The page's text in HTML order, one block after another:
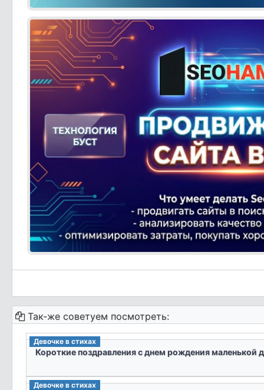
Так-же советуем посмотреть:
Девочке в стихах
Короткие поздравления с днем рождения маленькой
Девочке в стихах